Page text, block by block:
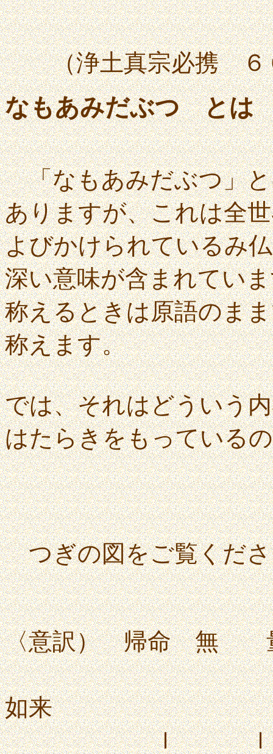
（浄土真宗必携 ６
なもあみだぶつ とは
「なもあみだぶつ」と
ありますが、これは全
よびかけられているみ
深い意味が含まれてい
称えるときは原語のま
称えます。
では、それはどういう
はたらきをもっている
つぎの図をご覧くださ
〈意訳） 帰命 無
寿命
如来
ｌ